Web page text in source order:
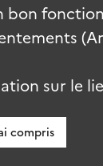
bon
sur le
compris